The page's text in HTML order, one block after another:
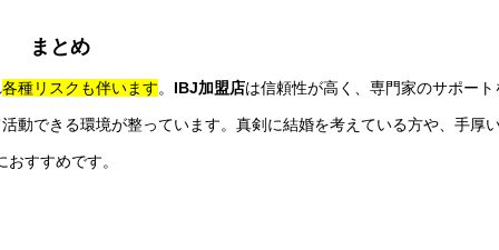
まとめ
各種リスクも伴います。 IBJ加盟店は信頼性が高く、専門家のサポート
動できる環境が整っています。真剣に結婚を考えている方や、手厚
おすすめです。